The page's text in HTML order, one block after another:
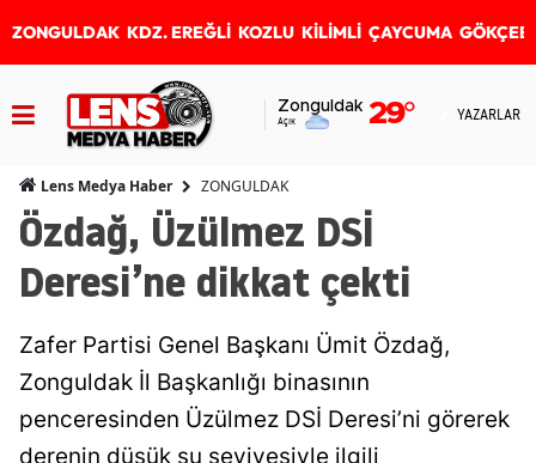
ZONGULDAK KDZ. EREĞLİ KOZLU KİLİMLİ ÇAYCUMA
Zonguldak
Açık 29° YAZARLAR
Lens Medya Haber ZONGULDAK
Özdağ, Üzülmez DSİ
Deresi’ne dikkat çekti
Zafer Partisi Genel Başkanı Ümit Özdağ,
Zonguldak İl Başkanlığı binasının
penceresinden Üzülmez DSİ Deresi’ni görerek
derenin düşük su seviyesiyle ilgili